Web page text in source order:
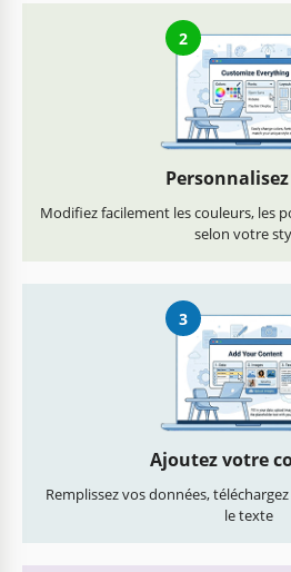
2
Modifiez facilement les couleurs, les
selon votre
3
Ajoutez votre
Remplissez vos données,
le texte